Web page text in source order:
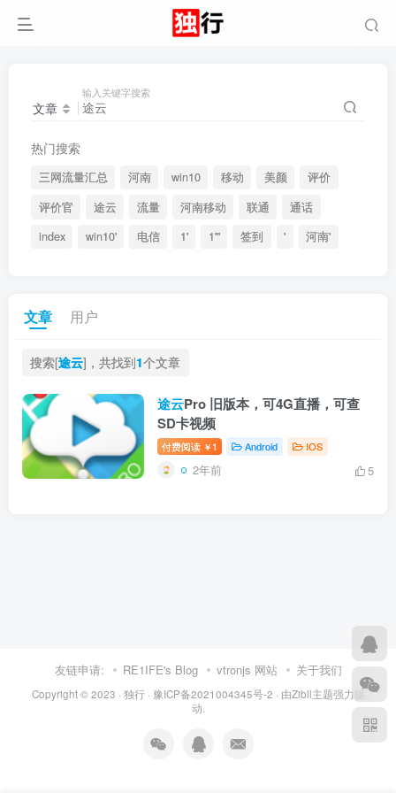
文章
输入关键字搜索
热门搜索
三网流量汇总 河南 win10 移动 美颜
评价
评价官
途云 流量 河南移动 联通
通话
index
win10' 电信 1' 1'" 签到 ' 河南'
文章 用户
搜索[途云]，共找到1个文章
途云Pro 旧版本，可4G直播，可查
SD卡视频
付费阅读 ￥ 1 Android IOS
2年前 5
友链申请: RE1IFE's Blog vtronjs 网站 关于我们
Copyright © 2023 · 独行· 豫ICP备2021004345号-2 · 由Zibll主题强力驱
动.